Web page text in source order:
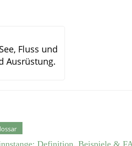
Fluss und
Ausrüstung.